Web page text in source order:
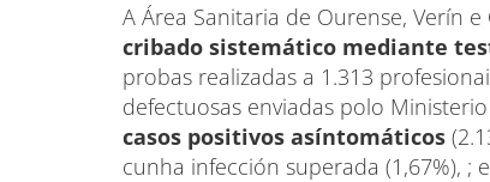
A Área Sanitaria de Ourense, Verín
cribado sistemático mediante
probas realizadas a 1.313
defectuosas enviadas polo
casos positivos asíntomáticos
cunha infección superada (1,67%), ; e